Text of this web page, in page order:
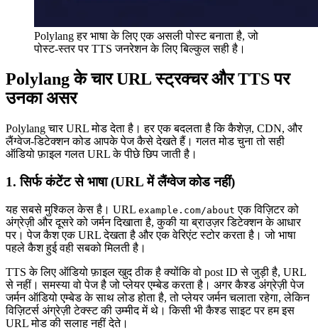
Polylang हर भाषा के लिए एक असली पोस्ट बनाता है, जो
पोस्ट-स्तर पर TTS जनरेशन के लिए बिल्कुल सही है।
Polylang के चार URL स्ट्रक्चर और TTS पर
उनका असर
Polylang चार URL मोड देता है। हर एक बदलता है कि कैशेज़, CDN, और
लैंग्वेज-डिटेक्शन कोड आपके पेज कैसे देखते हैं। गलत मोड चुना तो सही
ऑडियो फ़ाइल गलत URL के पीछे छिप जाती है।
1. सिर्फ कंटेंट से भाषा (URL में लैंग्वेज कोड नहीं)
यह सबसे मुश्किल केस है। URL example.com/about एक विज़िटर को
अंग्रेज़ी और दूसरे को जर्मन दिखाता है, कुकी या ब्राउज़र डिटेक्शन के आधार
पर। पेज कैश एक URL देखता है और एक वेरिएंट स्टोर करता है। जो भाषा
पहले कैश हुई वही सबको मिलती है।
TTS के लिए ऑडियो फ़ाइल खुद ठीक है क्योंकि वो post ID से जुड़ी है, URL
से नहीं। समस्या वो पेज है जो प्लेयर एम्बेड करता है। अगर कैश्ड अंग्रेज़ी पेज
जर्मन ऑडियो एम्बेड के साथ लोड होता है, तो प्लेयर जर्मन चलाता रहेगा, लेकिन
विज़िटर्स अंग्रेज़ी टेक्स्ट की उम्मीद में थे। किसी भी कैश्ड साइट पर हम इस
URL मोड की सलाह नहीं देते।